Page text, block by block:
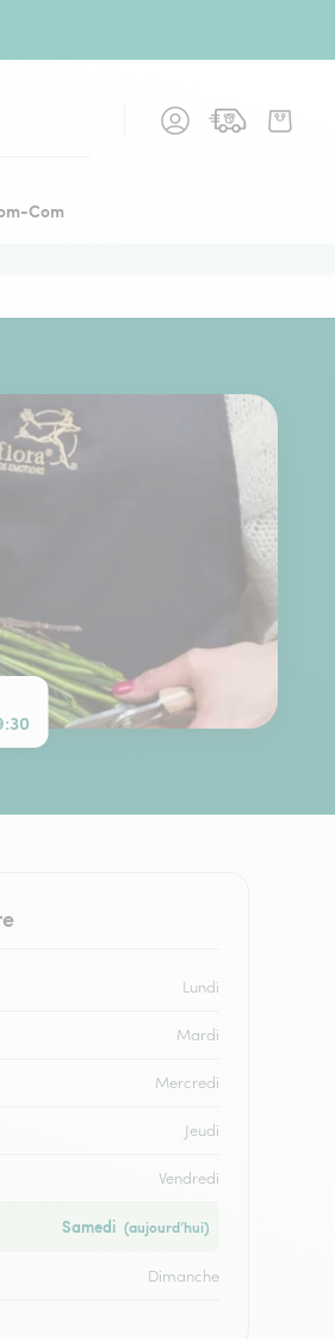
Com
Lundi
Mardi
Mercredi
Jeudi
Vendredi
Samedi (aujourd’hui)
Dimanche